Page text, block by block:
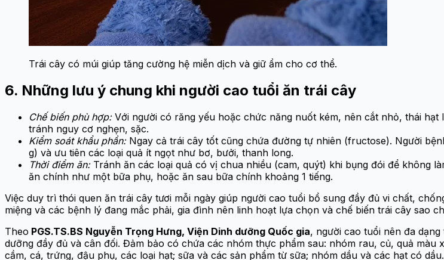
Trái cây có múi giúp tăng cường hệ miễn dịch và giữ ẩm cho cơ thể.
6. Những lưu ý chung khi người cao tuổi ăn trái cây
Chế biến phù hợp:Với người có răng yếu hoặc chức năng nuốt kém, nên cắt nhỏ, thái
tránh nguy cơ nghẹn, sặc.
Kiểm soát khẩu phần:Ngay cả trái cây tốt cũng chứa đường tự nhiên (fructose). Người
g) và ưu tiên các loại quả ít ngọt như bơ, bưởi, thanh long.
Thời điểm ăn:Tránh ăn các loại quả có vị chua nhiều (cam, quýt) khi bụng đói để không
ăn chính như một bữa phụ, hoặc ăn sau bữa chính khoảng 1 tiếng.
Việc duy trì thói quen ăn trái cây tươi mỗi ngày giúp người cao tuổi bổ sung đầy đủ vi chất,
miệng và các bệnh lý đang mắc phải, gia đình nên linh hoạt lựa chọn và chế biến trái cây sao
Theo PGS.TS.BS Nguyễn Trọng Hưng, Viện Dinh dưỡng Quốc gia, người cao tuổi nên đa
dưỡng đầy đủ và cân đối. Đảm bảo có chứa các nhóm thực phẩm sau: nhóm rau, củ, quả
cầm, cá, trứng, đậu phụ, các loại hạt; sữa và các sản phẩm từ sữa; nhóm dầu và các hạt có dầu.